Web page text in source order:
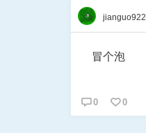
jianguo922
冒个泡
0 0